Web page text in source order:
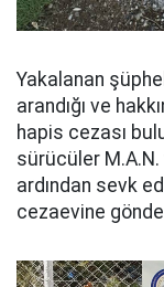
Yakalanan
arandığı ve
hapis cezası
sürücüler
ardından sevk
cezaevine